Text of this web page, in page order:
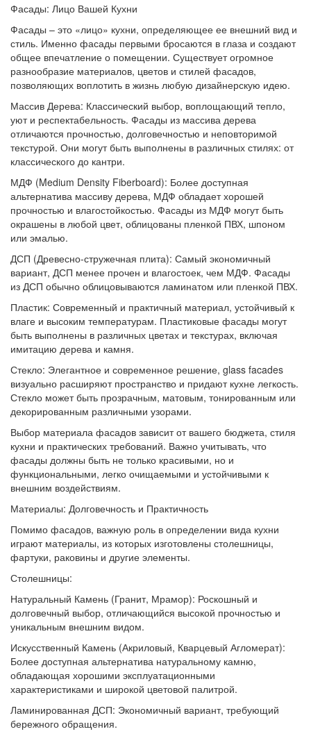
Фасады: Лицо Вашей Кухни
Фасады – это «лицо» кухни, определяющее ее внешний вид и
стиль. Именно фасады первыми бросаются в глаза и создают
общее впечатление о помещении. Существует огромное
разнообразие материалов, цветов и стилей фасадов,
позволяющих воплотить в жизнь любую дизайнерскую идею.
Массив Дерева: Классический выбор, воплощающий тепло,
уют и респектабельность. Фасады из массива дерева
отличаются прочностью, долговечностью и неповторимой
текстурой. Они могут быть выполнены в различных стилях: от
классического до кантри.
МДФ (Medium Density Fiberboard): Более доступная
альтернатива массиву дерева, МДФ обладает хорошей
прочностью и влагостойкостью. Фасады из МДФ могут быть
окрашены в любой цвет, облицованы пленкой ПВХ, шпоном
или эмалью.
ДСП (Древесно-стружечная плита): Самый экономичный
вариант, ДСП менее прочен и влагостоек, чем МДФ. Фасады
из ДСП обычно облицовываются ламинатом или пленкой ПВХ.
Пластик: Современный и практичный материал, устойчивый к
влаге и высоким температурам. Пластиковые фасады могут
быть выполнены в различных цветах и текстурах, включая
имитацию дерева и камня.
Стекло: Элегантное и современное решение, glass facades
визуально расширяют пространство и придают кухне легкость.
Стекло может быть прозрачным, матовым, тонированным или
декорированным различными узорами.
Выбор материала фасадов зависит от вашего бюджета, стиля
кухни и практических требований. Важно учитывать, что
фасады должны быть не только красивыми, но и
функциональными, легко очищаемыми и устойчивыми к
внешним воздействиям.
Материалы: Долговечность и Практичность
Помимо фасадов, важную роль в определении вида кухни
играют материалы, из которых изготовлены столешницы,
фартуки, раковины и другие элементы.
Столешницы:
Натуральный Камень (Гранит, Мрамор): Роскошный и
долговечный выбор, отличающийся высокой прочностью и
уникальным внешним видом.
Искусственный Камень (Акриловый, Кварцевый Агломерат):
Более доступная альтернатива натуральному камню,
обладающая хорошими эксплуатационными
характеристиками и широкой цветовой палитрой.
Ламинированная ДСП: Экономичный вариант, требующий
бережного обращения.